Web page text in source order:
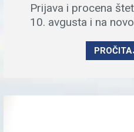
Prijava i procena
10. avgusta i na